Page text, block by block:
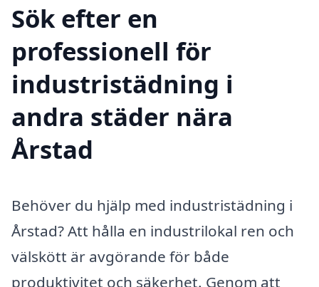
Sök efter en
professionell för
industristädning i
andra städer nära
Årstad
Behöver du hjälp med industristädning i
Årstad? Att hålla en industrilokal ren och
välskött är avgörande för både
produktivitet och säkerhet. Genom att